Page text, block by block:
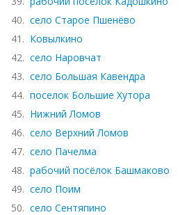
40. село Старое Пшенёво
41. Ковылкино
42. село Наровчат
43. село Большая Кавендра
44. поселок Большие Хутора
45. Нижний Ломов
46. село Верхний Ломов
47. село Пачелма
48. рабочий посёлок Башмаково
49. село Поим
50. село Сентяпино